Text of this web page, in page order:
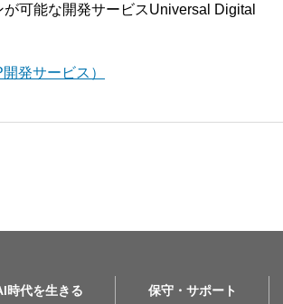
可能な開発サービスUniversal Digital
発サービス）
時代を生きる 保守・サポート